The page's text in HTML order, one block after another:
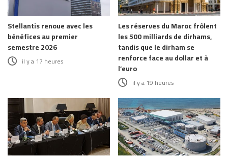
Stellantis renoue avec les
bénéfices au premier
semestre 2026
il y a 17 heures
Les réserves du Maroc frôlent
les 500 milliards de dirhams,
tandis que le dirham se
renforce face au dollar et à
l’euro
il y a 19 heures